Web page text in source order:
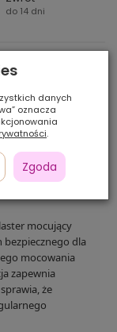
do 14 dni
TAK –
I
mocujący
bezpiecznego dla
mocowania
zapewnia
że
danych
oznacza
.
Zgoda